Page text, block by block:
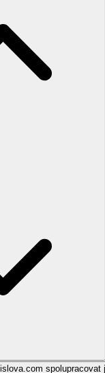
spolupracovat